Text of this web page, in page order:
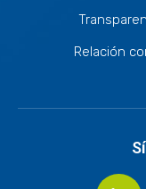
Relación